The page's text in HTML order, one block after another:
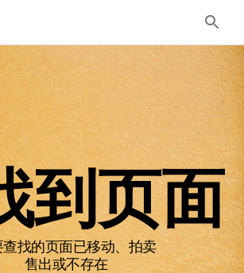
到页面
查找的页面已移动、拍卖
售出或不存在